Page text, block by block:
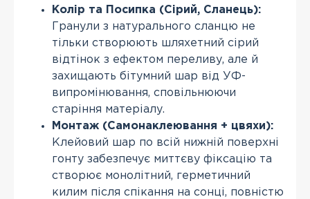
Колір та Посипка (Сірий, Сланець):
Гранули з натурального сланцю не
тільки створюють шляхетний сірий
відтінок з ефектом переливу, але й
захищають бітумний шар від УФ-
випромінювання, сповільнюючи
старіння матеріалу.
Монтаж (Самонаклеювання + цвяхи):
Клейовий шар по всій нижній поверхні
гонту забезпечує миттєву фіксацію та
створює монолітний, герметичний
килим після спікання на сонці, повністю